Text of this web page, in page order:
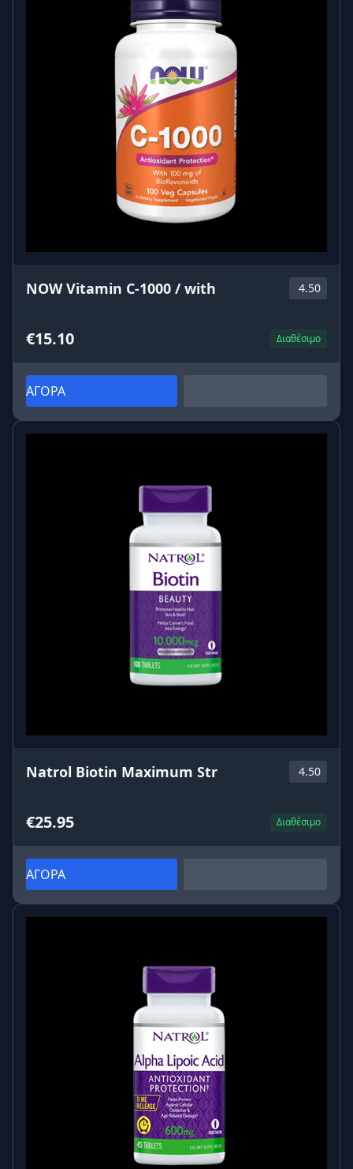
καλύτερους τρόπους για να προγραμματίσετε την
επιθυμητή ξεκούραση, να επηρεάσετε την
περιστασιακή αϋπνία, για ποιοτική χαλάρωση και
καλό τόνο. Καταπολεμά αποτελεσματικά την ένταση
και το άγχος και σας εγγυάται ένα φρέσκο και
άγρυπνο πρωινό. Σε αντίθεση με τα περισσότερα
προϊόντα διαχείρισης της αϋπνίας, το
δεν οδηγεί σε εξοικείωση και έχει
γρήγορη δράση - έως και 30 λεπτά.
Πώς να το χρησιμοποιήσετε:
Πάρτε 1 δισκίο, 20 λεπτά πριν από τον ύπνο.
NOW Vitamin C-1000 / with 4.50
€15.10 Διαθέσιμο
ΑΓΟΡΑ
Natrol Biotin Maximum Str 4.50
€25.95 Διαθέσιμο
ΑΓΟΡΑ